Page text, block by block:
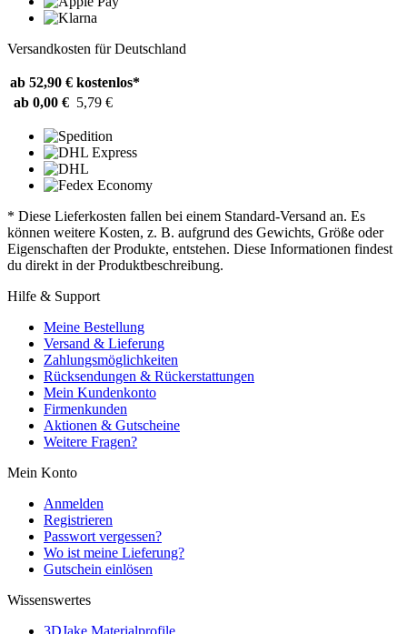
Versandkosten für Deutschland
ab 52,90 € kostenlos*
ab 0,00 € 5,79 €
* Diese Lieferkosten fallen bei einem Standard-Versand an. Es
können weitere Kosten, z. B. aufgrund des Gewichts, Größe oder
Eigenschaften der Produkte, entstehen. Diese Informationen findest
du direkt in der Produktbeschreibung.
Hilfe & Support
Meine Bestellung
Versand & Lieferung
Zahlungsmöglichkeiten
Rücksendungen & Rückerstattungen
Mein Kundenkonto
Firmenkunden
Aktionen & Gutscheine
Weitere Fragen?
Mein Konto
Anmelden
Registrieren
Passwort vergessen?
Wo ist meine Lieferung?
Gutschein einlösen
Wissenswertes